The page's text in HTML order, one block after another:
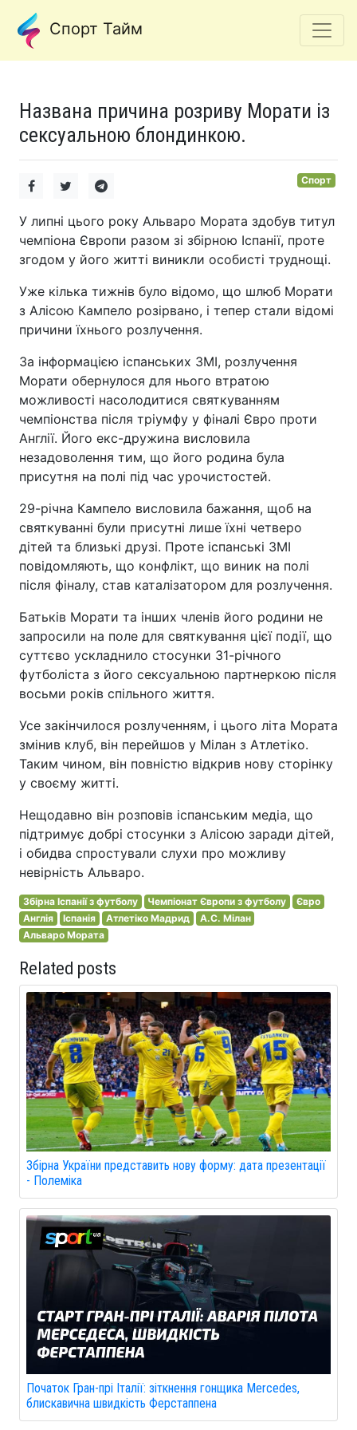
Спорт Тайм
Названа причина розриву Морати із
сексуальною блондинкою.
Спорт
У липні цього року Альваро Мората здобув титул
чемпіона Європи разом зі збірною Іспанії, проте
згодом у його житті виникли особисті труднощі.
Уже кілька тижнів було відомо, що шлюб Морати
з Алісою Кампело розірвано, і тепер стали відомі
причини їхнього розлучення.
За інформацією іспанських ЗМІ, розлучення
Морати обернулося для нього втратою
можливості насолодитися святкуванням
чемпіонства після тріумфу у фіналі Євро проти
Англії. Його екс-дружина висловила
незадоволення тим, що його родина була
присутня на полі під час урочистостей.
29-річна Кампело висловила бажання, щоб на
святкуванні були присутні лише їхні четверо
дітей та близькі друзі. Проте іспанські ЗМІ
повідомляють, що конфлікт, що виник на полі
після фіналу, став каталізатором для розлучення.
Батьків Морати та інших членів його родини не
запросили на поле для святкування цієї події, що
суттєво ускладнило стосунки 31-річного
футболіста з його сексуальною партнеркою після
восьми років спільного життя.
Усе закінчилося розлученням, і цього літа Мората
змінив клуб, він перейшов у Мілан з Атлетіко.
Таким чином, він повністю відкрив нову сторінку
у своєму житті.
Нещодавно він розповів іспанським медіа, що
підтримує добрі стосунки з Алісою заради дітей,
і обидва спростували слухи про можливу
невірність Альваро.
Збірна Іспанії з футболу Чемпіонат Європи з футболу
Євро
Англія
Іспанія Атлетіко Мадрид
A.C. Мілан
Альваро Мората
Related posts
Збірна України представить нову форму: дата презентації
- Полеміка
Початок Гран-прі Італії: зіткнення гонщика Mercedes,
блискавична швидкість Ферстаппена